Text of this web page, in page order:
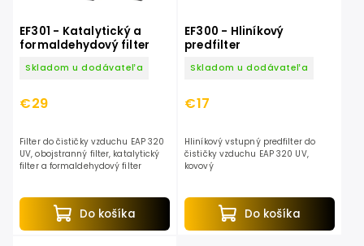
EF301 - Katalytický a
formaldehydový filter
Skladom u dodávateľa
€29
Do košíka
Filter do čističky vzduchu EAP 320
UV, obojstranný filter, katalytický
filter a formaldehydový filter
EF300 - Hliníkový
predfilter
Skladom u dodávateľa
€17
Do košíka
Hliníkový vstupný predfilter do
čističky vzduchu EAP 320 UV,
kovový